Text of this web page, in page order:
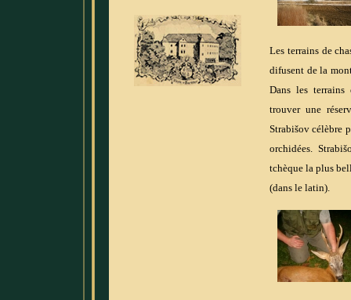
Les terrains de
difusent de la
Dans les terrains
trouver une
Strabišov célèbre
orchidées.
tchèque la plus
(dans le latin).